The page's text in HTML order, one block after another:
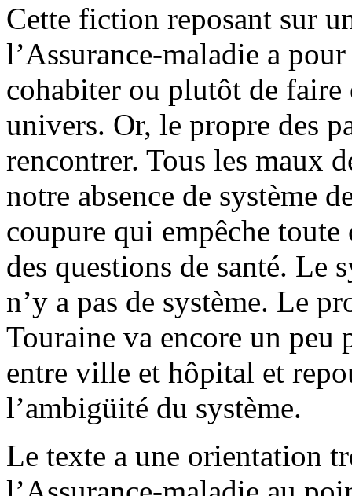
Cette fiction reposant sur
l’Assurance-maladie a
cohabiter ou plutôt de
univers. Or, le propre des
rencontrer. Tous les maux
notre absence de système
coupure qui empêche
des questions de santé. Le
n’y a pas de système. Le
Touraine va encore un
entre ville et hôpital et
l’ambigüité du système.
Le texte a une orientation